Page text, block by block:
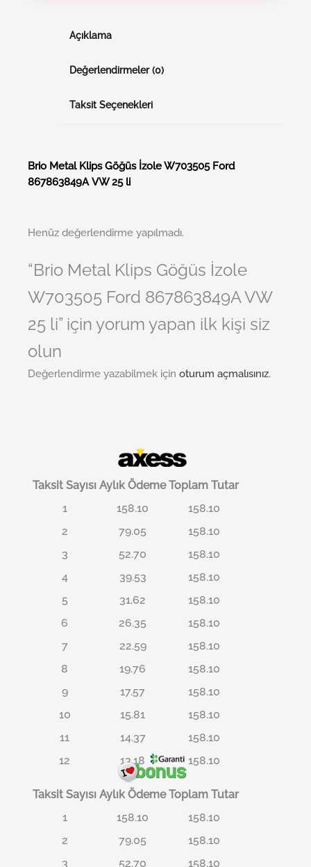
Açıklama
Değerlendirmeler (0)
Taksit Seçenekleri
Brio Metal Klips Göğüs İzole W703505 Ford
867863849A VW 25 li
Henüz değerlendirme yapılmadı.
“Brio Metal Klips Göğüs İzole
W703505 Ford 867863849A VW
25 li” için yorum yapan ilk kişi siz
olun
Değerlendirme yazabilmek için oturum açmalısınız.
Taksit Sayısı Aylık Ödeme Toplam Tutar
1
158.10
158.10
2
79.05
158.10
3
52.70
158.10
4
39.53
158.10
5
31.62
158.10
6
26.35
158.10
7
22.59
158.10
8
19.76
158.10
9
17.57
158.10
10
15.81
158.10
11
14.37
158.10
12
13.18 158.10
Taksit Sayısı Aylık Ödeme Toplam Tutar
1
158.10
158.10
2
79.05
158.10
3
52.70 158.10